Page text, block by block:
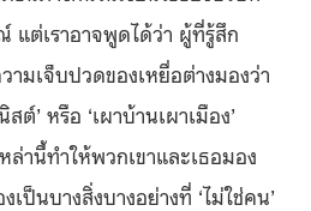
แต่เราอาจพูดได้ว่า ผู้ที่รู้สึก
มเจ็บปวดของเหยื่อต่างมองว่า
’ หรือ ‘เผาบ้านเผาเมือง’
านี้ทำให้พวกเขาและเธอมอง
เป็นบางสิ่งบางอย่างที่ ‘ไม่ใช่คน’